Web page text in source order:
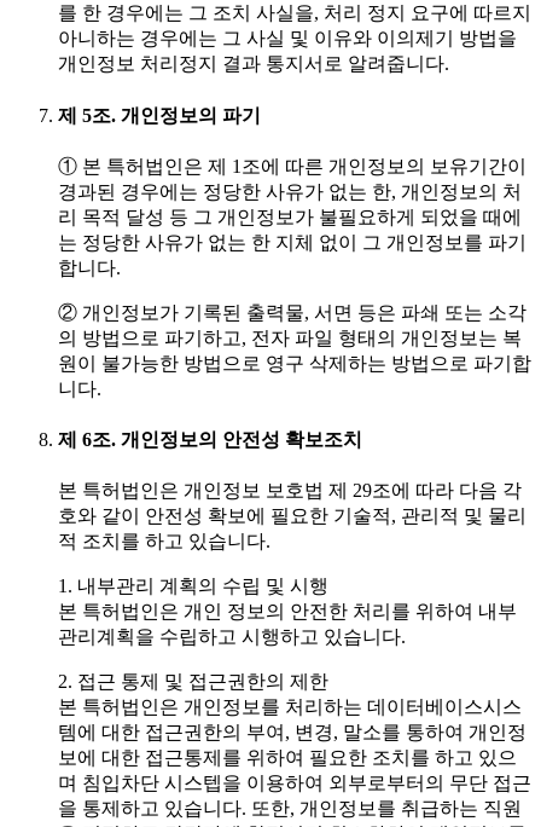
를 한 경우에는 그 조치 사실을, 처리 정지 요구에 따르지
아니하는 경우에는 그 사실 및 이유와 이의제기 방법을
개인정보 처리정지 결과 통지서로 알려줍니다.
제 5조. 개인정보의 파기
① 본 특허법인은 제 1조에 따른 개인정보의 보유기간이
경과된 경우에는 정당한 사유가 없는 한, 개인정보의 처
리 목적 달성 등 그 개인정보가 불필요하게 되었을 때에
는 정당한 사유가 없는 한 지체 없이 그 개인정보를 파기
합니다.
② 개인정보가 기록된 출력물, 서면 등은 파쇄 또는 소각
의 방법으로 파기하고, 전자 파일 형태의 개인정보는 복
원이 불가능한 방법으로 영구 삭제하는 방법으로 파기합
니다.
제 6조. 개인정보의 안전성 확보조치
본 특허법인은 개인정보 보호법 제 29조에 따라 다음 각
호와 같이 안전성 확보에 필요한 기술적, 관리적 및 물리
적 조치를 하고 있습니다.
1. 내부관리 계획의 수립 및 시행
본 특허법인은 개인 정보의 안전한 처리를 위하여 내부
관리계획을 수립하고 시행하고 있습니다.
2. 접근 통제 및 접근권한의 제한
본 특허법인은 개인정보를 처리하는 데이터베이스시스
템에 대한 접근권한의 부여, 변경, 말소를 통하여 개인정
보에 대한 접근통제를 위하여 필요한 조치를 하고 있으
며 침입차단 시스텝을 이용하여 외부로부터의 무단 접근
을 통제하고 있습니다. 또한, 개인정보를 취급하는 직원